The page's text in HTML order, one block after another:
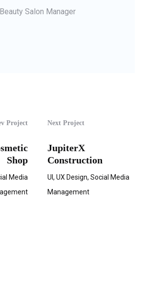
Beauty Salon Manager
Project
Shop
Media
Next Project
JupiterX
Construction
UI, UX Design, Social Media
Management